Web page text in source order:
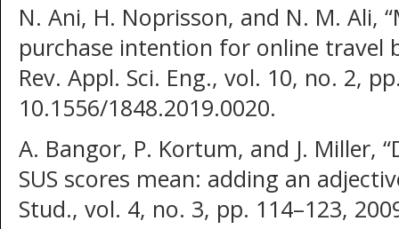
N. Ani, H. Noprisson, and N. M. Ali,
purchase intention for online travel
Rev. Appl. Sci. Eng., vol. 10, no. 2,
10.1556/1848.2019.0020.
A. Bangor, P. Kortum, and J. Miller,
SUS scores mean: adding an
Stud., vol. 4, no. 3, pp. 114–123,